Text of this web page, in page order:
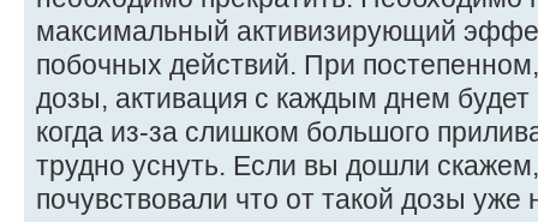
максимальный активизирующий
побочных действий. При
дозы, активация с каждым днем будет
когда из-за слишком большого
трудно уснуть. Если вы дошли
почувствовали что от такой дозы уже